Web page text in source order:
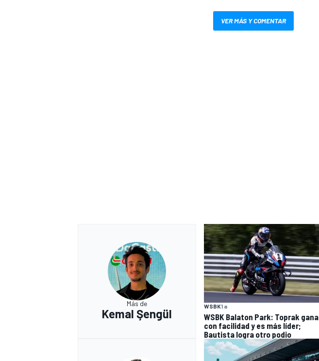
VER MÁS Y COMENTAR
Más de
Kemal Şengül
WSBK1 a
WSBK Balaton Park: Toprak gana
con facilidad y es más líder;
Bautista logra otro podio